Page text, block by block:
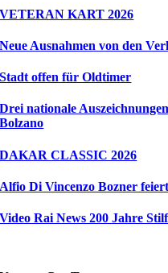
VETERAN KART 2026
Neue Ausnahmen von den
Stadt offen für Oldtimer
Drei nationale
Bolzano
DAKAR CLASSIC 2026
Alfio Di Vincenzo Bozner
Video Rai News 200 Jahre